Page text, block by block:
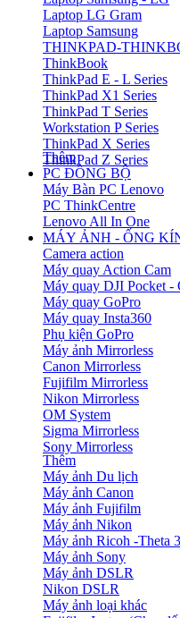
Laptop LG Gram
Laptop Samsung
THINKPAD-
ThinkBook
ThinkPad E - L Series
ThinkPad X1 Series
ThinkPad T Series
Workstation P Series
ThinkPad X Series
ThinkPad Z Series
Thêm
PC ĐỒNG BỘ
Máy Bàn PC Lenovo
PC ThinkCentre
Lenovo All In One
MÁY ẢNH - ỐNG
Camera action
Máy quay Action Cam
Máy quay DJI Pocket -
Máy quay GoPro
Máy quay Insta360
Phụ kiện GoPro
Máy ảnh Mirrorless
Canon Mirrorless
Fujifilm Mirrorless
Nikon Mirrorless
OM System
Sigma Mirrorless
Sony Mirrorless
Thêm
Máy ảnh Du lịch
Máy ảnh Canon
Máy ảnh Fujifilm
Máy ảnh Nikon
Máy ảnh Ricoh -Theta
Máy ảnh Sony
Máy ảnh DSLR
Nikon DSLR
Máy ảnh loại khác